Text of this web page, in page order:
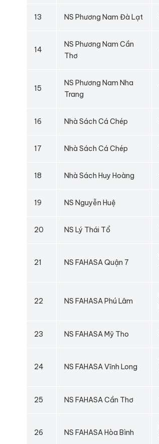
13 NS Phương Nam Đà Lạt
14
NS Phương Nam Cần
Thơ
15
NS Phương Nam Nha
Trang
16 Nhà Sách Cá Chép
17 Nhà Sách Cá Chép
18 Nhà Sách Huy Hoàng
19 NS Nguyễn Huệ
20 NS Lý Thái Tổ
21 NS FAHASA Quận 7
22 NS FAHASA Phú Lâm
23 NS FAHASA Mỹ Tho
24 NS FAHASA Vĩnh Long
25 NS FAHASA Cần Thơ
26 NS FAHASA Hòa Bình